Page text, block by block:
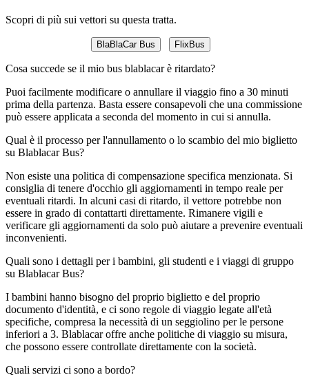
Scopri di più sui vettori su questa tratta.
BlaBlaCar Bus FlixBus
Cosa succede se il mio bus blablacar è ritardato?
Puoi facilmente modificare o annullare il viaggio fino a 30 minuti
prima della partenza. Basta essere consapevoli che una commissione
può essere applicata a seconda del momento in cui si annulla.
Qual è il processo per l'annullamento o lo scambio del mio biglietto
su Blablacar Bus?
Non esiste una politica di compensazione specifica menzionata. Si
consiglia di tenere d'occhio gli aggiornamenti in tempo reale per
eventuali ritardi. In alcuni casi di ritardo, il vettore potrebbe non
essere in grado di contattarti direttamente. Rimanere vigili e
verificare gli aggiornamenti da solo può aiutare a prevenire eventuali
inconvenienti.
Quali sono i dettagli per i bambini, gli studenti e i viaggi di gruppo
su Blablacar Bus?
I bambini hanno bisogno del proprio biglietto e del proprio
documento d'identità, e ci sono regole di viaggio legate all'età
specifiche, compresa la necessità di un seggiolino per le persone
inferiori a 3. Blablacar offre anche politiche di viaggio su misura,
che possono essere controllate direttamente con la società.
Quali servizi ci sono a bordo?